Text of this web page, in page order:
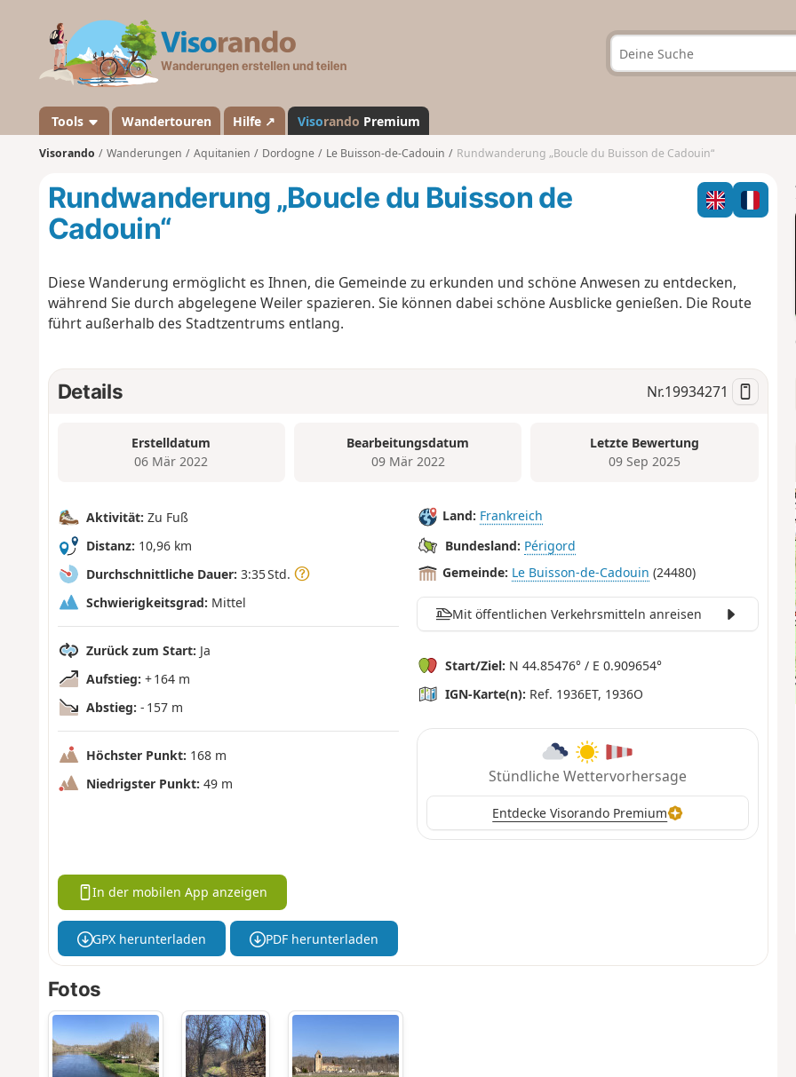
a
n
d
Tools Wandertouren Hilfe ↗ Visorando Premium
Visorando Wanderungen Aquitanien Dordogne Le Buisson-de-Cadouin Rundwanderung „Boucle du Buisson de Cadouin“
Rundwanderung „Boucle du Buisson de
Cadouin“
Diese Wanderung ermöglicht es Ihnen, die Gemeinde zu erkunden und schöne Anwesen zu entdecken,
während Sie durch abgelegene Weiler spazieren. Sie können dabei schöne Ausblicke genießen. Die Route
führt außerhalb des Stadtzentrums entlang.
Details Nr.19934271
Erstelldatum
06 Mär 2022
Bearbeitungsdatum
09 Mär 2022
Letzte Bewertung
09 Sep 2025
Aktivität: Zu Fuß
Distanz: 10,96 km
Durchschnittliche Dauer: 3:35 Std.
Schwierigkeitsgrad: Mittel
Zurück zum Start: Ja
Aufstieg: + 164 m
Abstieg: - 157 m
Höchster Punkt: 168 m
Niedrigster Punkt: 49 m
Land: Frankreich
Bundesland: Périgord
Gemeinde: Le Buisson-de-Cadouin (24480)
Mit öffentlichen Verkehrsmitteln anreisen
Start/Ziel: N 44.85476° / E 0.909654°
IGN-Karte(n): Ref. 1936ET, 1936O
Stündliche Wettervorhersage
Entdecke Visorando Premium
In der mobilen App anzeigen
GPX herunterladen PDF herunterladen
Fotos